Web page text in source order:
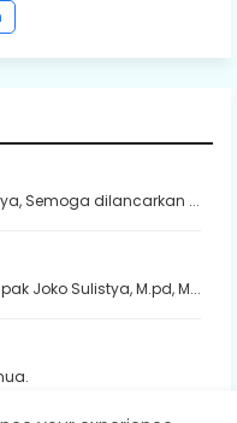
Semoga dilancarkan ...
Joko Sulistya, M.pd, M...